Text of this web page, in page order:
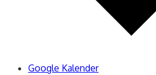
Google Kalender